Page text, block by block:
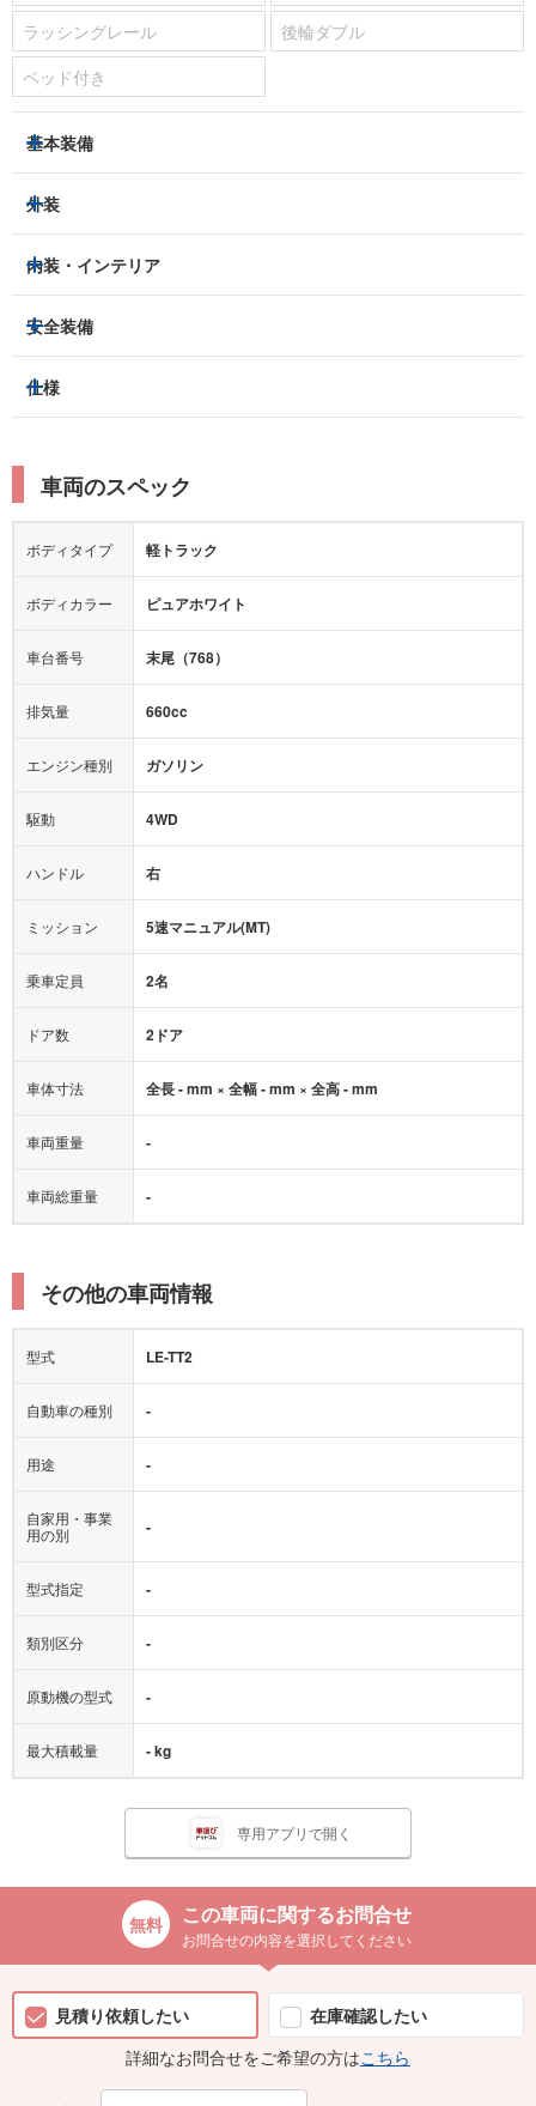
ラッシングレール
後輪ダブル
ベッド付き
基本装備
パワーステアリング
エアコン：あり
キーレス
盗難防止装置
パーキングアシスト
クルーズコントロール
ターボチャージャー
外装
ヘッドライト
アルミホイール：-
サンルーフ/ガラスルーフ
ルーフレール
エアロパーツ
ローダウン
内装・インテリア
3列シート
ベンチシート
パワーシート
シートヒーター
カーナビ：-
ミュージックプレイヤー接続可
後席モニター
安全装備
トラクションコントロール
レーンキープアシスト
横滑り防止装置
衝突被害軽減プレーキ
カメラ：-
エアバッグ：
あり
衝撃緩和ヘッドレスト
サポカー
アクセル踏み間違い（誤発進）防止装置
アダプティブクルーズコントロール
ヒルディセントコントロール
オートマチックハイビーム
仕様
車両のスペック
ボディタイプ 軽トラック
ボディカラー ピュアホワイト
車台番号 末尾（768）
排気量 660cc
エンジン種別 ガソリン
駆動 4WD
ハンドル 右
ミッション 5速マニュアル(MT)
乗車定員 2名
ドア数 2ドア
車体寸法 全長 - mm × 全幅 - mm × 全高 - mm
車両重量 -
車両総重量 -
その他の車両情報
型式 LE-TT2
自動車の種別 -
用途 -
自家用・事業
用の別
-
型式指定 -
類別区分 -
原動機の型式 -
最大積載量 - kg
専用アプリで開く
この車両に関するお問合せ
お問合せの内容を選択してください
見積り依頼したい
在庫確認したい
詳細なお問合せをご希望の方はこちら